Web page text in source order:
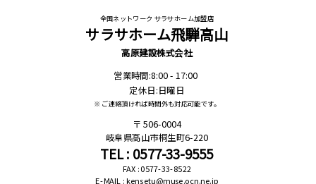
全国ネットワーク サラサホーム加盟店
サラサホーム飛騨高山
高原建設株式会社
営業時間:8:00 - 17:00
定休日:日曜日
※ ご連絡頂ければ時間外も対応可能です。
506-0004
岐阜県高山市桐生町6-220
TEL : 0577-33-9555
FAX : 0577-33-8522
E-MAIL : kensetu@muse.ocn.ne.jp